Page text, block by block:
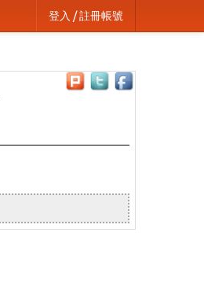
登入 / 註冊帳號